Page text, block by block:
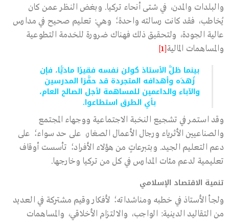
والبلدات والمدن، في شتى أنحاء تركيا. وبغض النظر عمن كان
يُخاطب، فقد كانت رسالته واحدة؛ وهي: تعليم صحيح في مدارس
عالية الجودة، ولتحقيق ذلك فهناك ضرورة للخدمة التطوعية
والمساهمات المالية[1]
بينما ظلَّ الأستاذ كولن نفسه فقيرًا ماديًّا، فإن
زُهدَه وأهدافه المتجردة قد حفَّزا المدرسين
والآباء والداعمين للمساهمة لأجل الصالح العام،
بأي الطرق استطاعوا.
وقد استمر في تشجيع النخبة الاجتماعية ووجهاء المجتمع
والصناعيين الأثرياء ورجال الأعمال الصغار، على حد سواء؛ على
دعم التعليم الجيد. وبتبرعاتٍ من هؤلاء الأفراد؛ تأسست أوقاف
تعليمية لدعم مئات المدارس في كل من تركيا وخارجها.
تنمية الاقتصاد الإسلامي
ولجأ الأستاذ في خطبه ومناشداته؛ لأفكار وقيم مشتركة في العديد
من التقاليد الدينية: الواجب، والالتزام الأخلاقي، والمساهمات